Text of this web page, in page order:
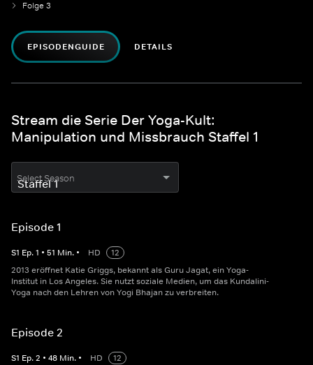
Folge 3
EPISODENGUIDE DETAILS
Stream die Serie Der Yoga-Kult:
Manipulation und Missbrauch Staffel 1
Select Season
Episode 1
S1 Ep.1 • 51 Min. • HD
12
2013 eröffnet Katie Griggs, bekannt als Guru Jagat, ein Yoga-
Institut in Los Angeles. Sie nutzt soziale Medien, um das Kundalini-
Yoga nach den Lehren von Yogi Bhajan zu verbreiten.
Episode 2
S1 Ep.2 • 48 Min. • HD
12